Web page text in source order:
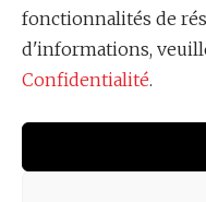
fonctionnalités de
d'informations,
Confidentialité.